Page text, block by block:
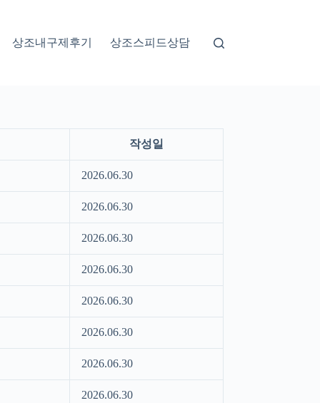
상조내구제후기 상조스피드상담
작성일
2026.06.30
2026.06.30
2026.06.30
2026.06.30
2026.06.30
2026.06.30
2026.06.30
2026.06.30